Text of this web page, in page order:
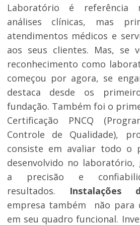
Laboratório é referência
análises clínicas, mas
atendimentos médicos e
aos seus clientes. Mas, se
reconhecimento como
começou por agora, se
destaca desde os
fundação. Também foi o
Certificação PNCQ
Controle de Qualidade),
consiste em avaliar todo o
desenvolvido no laboratório,
a precisão e
resultados. Instalações
empresa também não para
em seu quadro funcional.